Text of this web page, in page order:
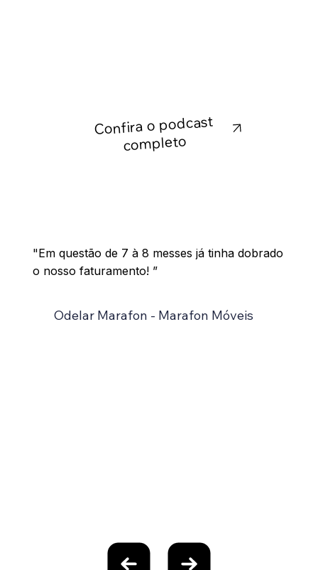
Confira o podcast
completo
"Em questão de 7 à 8 messes já tinha dobrado
o nosso faturamento! ”
Odelar Marafon - Marafon Móveis